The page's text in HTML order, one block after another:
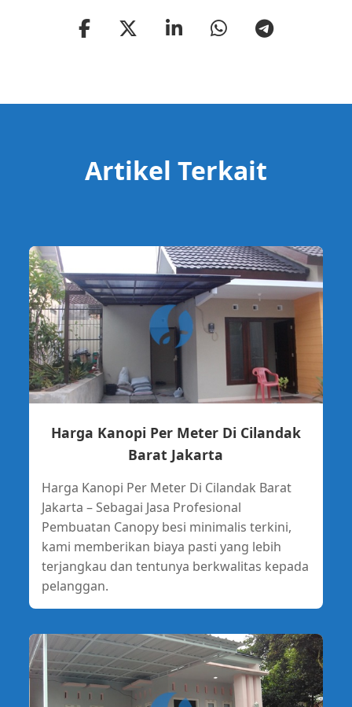
Artikel Terkait
Harga Kanopi Per Meter Di Cilandak
Barat Jakarta
Harga Kanopi Per Meter Di Cilandak Barat
Jakarta – Sebagai Jasa Profesional
Pembuatan Canopy besi minimalis terkini,
kami memberikan biaya pasti yang lebih
terjangkau dan tentunya berkwalitas kepada
pelanggan.